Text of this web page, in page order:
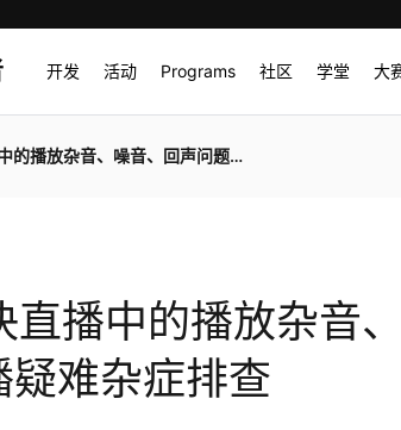
开发 活动 Programs 社区 学堂 大
杂音、噪音、回声问题 | 直播疑难杂症排查
直播中的播放杂音
难杂症排查